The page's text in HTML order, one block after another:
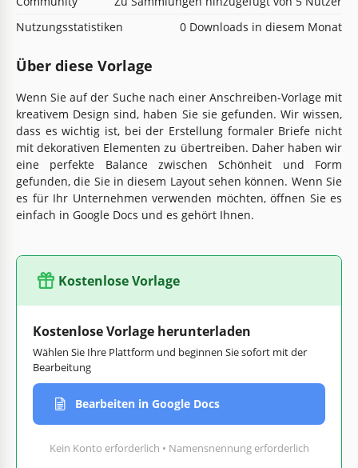
Nutzungsstatistiken
0 Downloads in diesem Monat
Über diese Vorlage
Wenn Sie auf der Suche nach einer Anschreiben-Vorlage mit
kreativem Design sind, haben Sie sie gefunden. Wir wissen,
dass es wichtig ist, bei der Erstellung formaler Briefe nicht
mit dekorativen Elementen zu übertreiben. Daher haben wir
eine perfekte Balance zwischen Schönheit und Form
gefunden, die Sie in diesem Layout sehen können. Wenn Sie
es für Ihr Unternehmen verwenden möchten, öffnen Sie es
einfach in Google Docs und es gehört Ihnen.
Kostenlose Vorlage
Kostenlose Vorlage herunterladen
Wählen Sie Ihre Plattform und beginnen Sie sofort mit der
Bearbeitung
Bearbeiten in Google Docs
Kein Konto erforderlich • Namensnennung erforderlich